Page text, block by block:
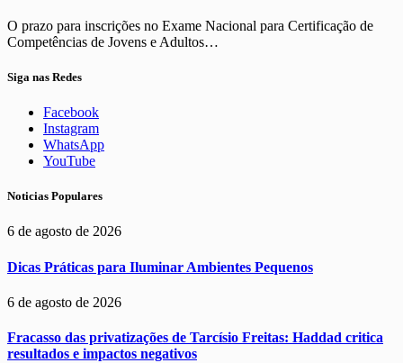
O prazo para inscrições no Exame Nacional para Certificação de
Competências de Jovens e Adultos…
Siga nas Redes
Facebook
Instagram
WhatsApp
YouTube
Noticias Populares
6 de agosto de 2026
Dicas Práticas para Iluminar Ambientes Pequenos
6 de agosto de 2026
Fracasso das privatizações de Tarcísio Freitas: Haddad critica
resultados e impactos negativos